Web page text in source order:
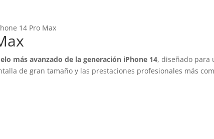
14 Pro Max
más avanzado de la generación iPhone 14, diseñado para
de gran tamaño y las prestaciones profesionales más